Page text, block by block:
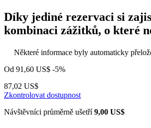
Díky jediné rezervaci si
kombinaci zážitků, o které
Některé informace byly automaticky
Od 91,60 US$ -5%
87,02 US$
Zkontrolovat dostupnost
Návštěvníci průměrně ušetří9,00 US$